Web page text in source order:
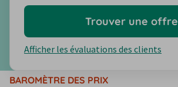
Afficher les évaluations des clients
Trouver une offre
BAROMÈTRE DES PRIX